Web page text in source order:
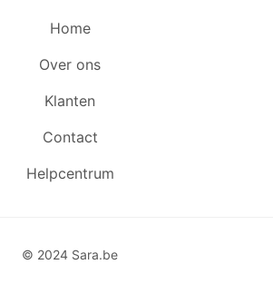
Home
Over ons
Klanten
Contact
Helpcentrum
© 2024 Sara.be